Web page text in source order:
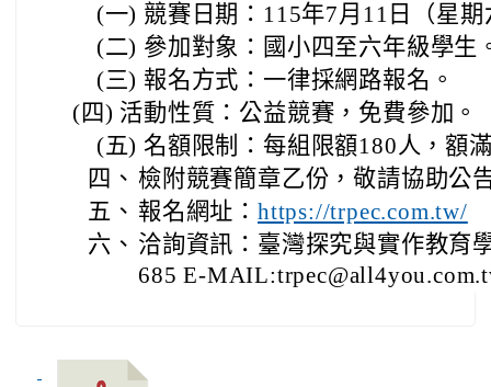
(一) 競賽日期：115年7月11日（星期
(二) 參加對象：國小四至六年級學生
(三) 報名方式：一律採網路報名。
(四) 活動性質：公益競賽，免費參加。
(五) 名額限制：每組限額180人，額
四、 檢附競賽簡章乙份，敬請協助公
五、 報名網址： https://trpec.com.tw/
六、 洽詢資訊：臺灣探究與實作教育
685 E-